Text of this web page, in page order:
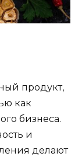
продукт,
как
бизнеса.
и
делают